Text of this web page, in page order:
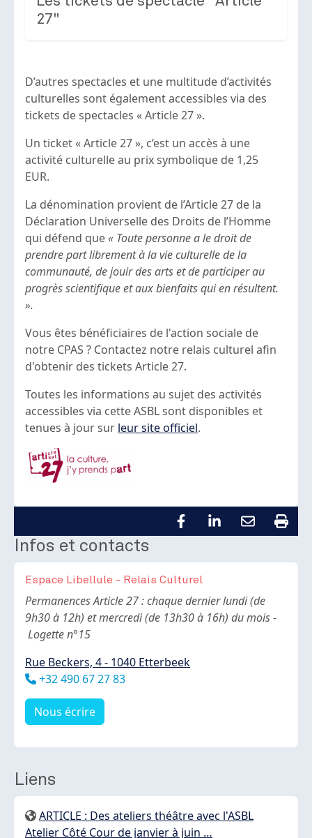
27"
D’autres spectacles et une multitude d’activités
culturelles sont également accessibles via des
tickets de spectacles « Article 27 ».
Un ticket « Article 27 », c’est un accès à une
activité culturelle au prix symbolique de 1,25
EUR.
La dénomination provient de l’Article 27 de la
Déclaration Universelle des Droits de l’Homme
qui défend que« Toute personne a le droit de
prendre part librement à la vie culturelle de la
communauté, de jouir des arts et de participer au
progrès scientifique et aux bienfaits qui en résultent.
».
Vous êtes bénéficiaires de l'action sociale de
notre CPAS ? Contactez notre relais culturel afin
d'obtenir des tickets Article 27.
Toutes les informations au sujet des activités
accessibles via cette ASBL sont disponibles et
tenues à jour sur leur site officiel.
Infos et contacts
Espace Libellule - Relais Culturel
Body
Permanences Article 27 : chaque dernier lundi (de
9h30 à 12h) et mercredi (de 13h30 à 16h) du mois -
Logette n°15
Rue Beckers, 4 - 1040 Etterbeek
Téléphone
+32 490 67 27 83
Nous écrire
Liens
ARTICLE : Des ateliers théâtre avec l'ASBL
Atelier Côté Cour de janvier à juin …